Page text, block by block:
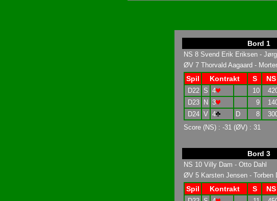
Bord 1
NS 8 Svend Erik Eriksen -
ØV 7 Thorvald Aagaard -
Spil Kontrakt S NS
D22 S 4 10
D23
N 3 9
D24 V 4 D 8
Score (NS) : -31 (ØV) : 31
Bord 3
NS 10 Villy Dam - Otto Dahl
ØV 5 Karsten Jensen - Torben
Spil Kontrakt S NS